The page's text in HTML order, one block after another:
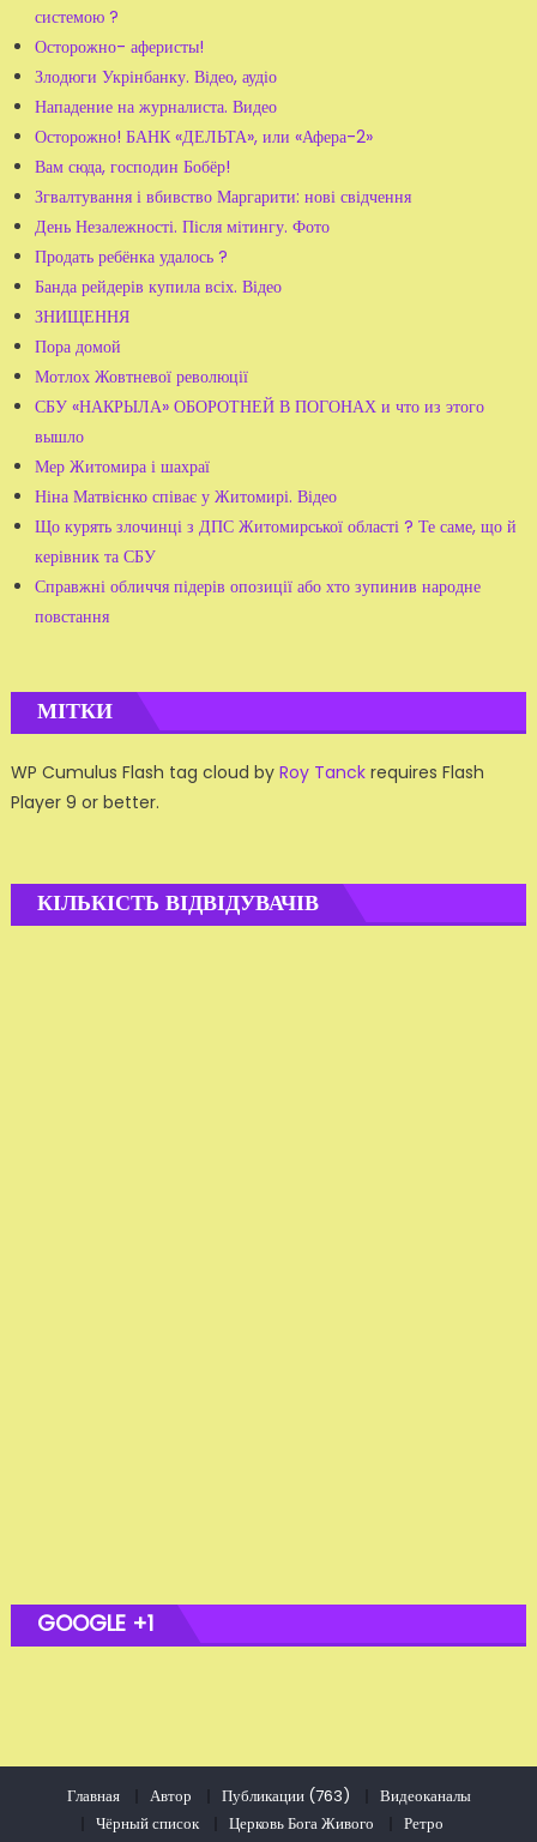
системою ?
Осторожно- аферисты!
Злодюги Укрінбанку. Відео, аудіо
Нападение на журналиста. Видео
Осторожно! БАНК «ДЕЛЬТА», или «Афера-2»
Вам сюда, господин Бобёр!
Згвалтування і вбивство Маргарити: нові свідчення
День Незалежності. Після мітингу. Фото
Продать ребёнка удалось ?
Банда рейдерів купила всіх. Відео
ЗНИЩЕННЯ
Пора домой
Мотлох Жовтневої революції
СБУ «НАКРЫЛА» ОБОРОТНЕЙ В ПОГОНАХ и что из этого
вышло
Мер Житомира і шахраї
Ніна Матвієнко співає у Житомирі. Відео
Що курять злочинці з ДПС Житомирської області ? Те саме, що й
керівник та СБУ
Справжні обличчя підерів опозиції або хто зупинив народне
повстання
МІТКИ
WP Cumulus Flash tag cloud by Roy Tanckrequires Flash
Player 9 or better.
КІЛЬКІСТЬ ВІДВІДУВАЧІВ
GOOGLE +1
Главная Автор Публикации (763)
Видеоканалы
Чёрный список
Церковь Бога Живого Ретро